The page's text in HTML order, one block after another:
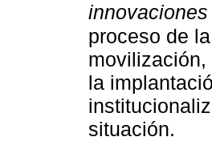
proceso de
la
situación.